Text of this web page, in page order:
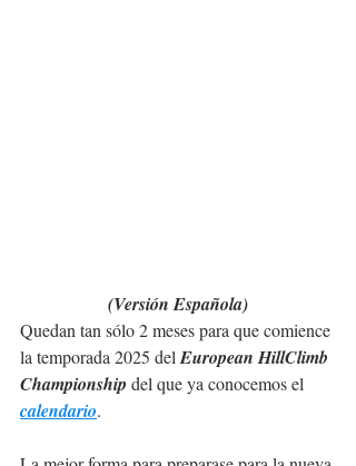
(Versión Española)
Quedan tan sólo 2 meses para que comience
la temporada 2025 del European HillClimb
Championship del que ya conocemos el
calendario.